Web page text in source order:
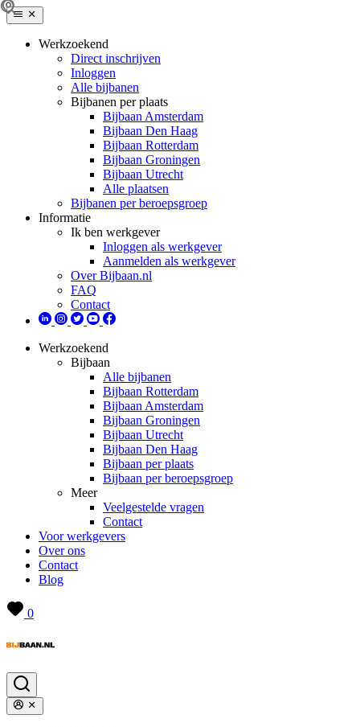
Werkzoekend
Direct inschrijven
Inloggen
Alle bijbanen
Bijbanen per plaats
Bijbaan Amsterdam
Bijbaan Den Haag
Bijbaan Rotterdam
Bijbaan Groningen
Bijbaan Utrecht
Alle plaatsen
Bijbanen per beroepsgroep
Informatie
Ik ben werkgever
Inloggen als werkgever
Aanmelden als werkgever
Over Bijbaan.nl
FAQ
Contact
Werkzoekend
Bijbaan
Alle bijbanen
Bijbaan Rotterdam
Bijbaan Amsterdam
Bijbaan Groningen
Bijbaan Utrecht
Bijbaan Den Haag
Bijbaan per plaats
Bijbaan per beroepsgroep
Meer
Veelgestelde vragen
Contact
Voor werkgevers
Over ons
Contact
Blog
0